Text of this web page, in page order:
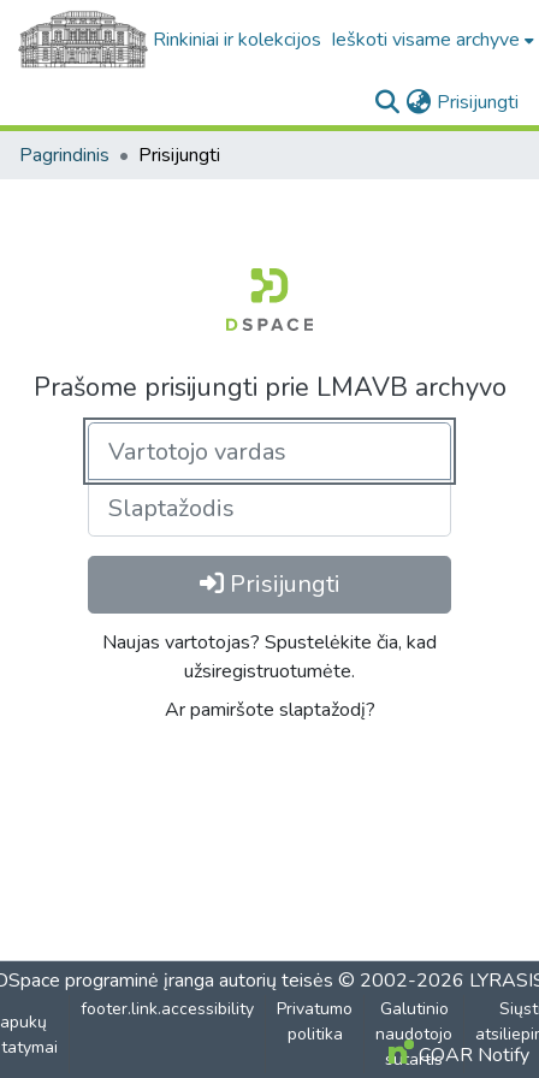
Rinkiniai ir kolekcijos Ieškoti visame archyve
Prisijungti
Pagrindinis Prisijungti
Prašome prisijungti prie LMAVB archyvo
Prisijungti
Naujas vartotojas? Spustelėkite čia, kad
užsiregistruotumėte.
Ar pamiršote slaptažodį?
programinė įranga autorių teisės © 2002-2026
footer.link.accessibility
Privatumo
politika
Galutinio
naudotojo
sutartisCOAR Notify